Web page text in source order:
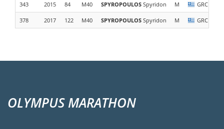
343 2015 84 M40 SPYROPOULOS Spyridon M GRC
378 2017 122 M40 SPYROPOULOS Spyridon M GRC
OLYMPUS MARATHON